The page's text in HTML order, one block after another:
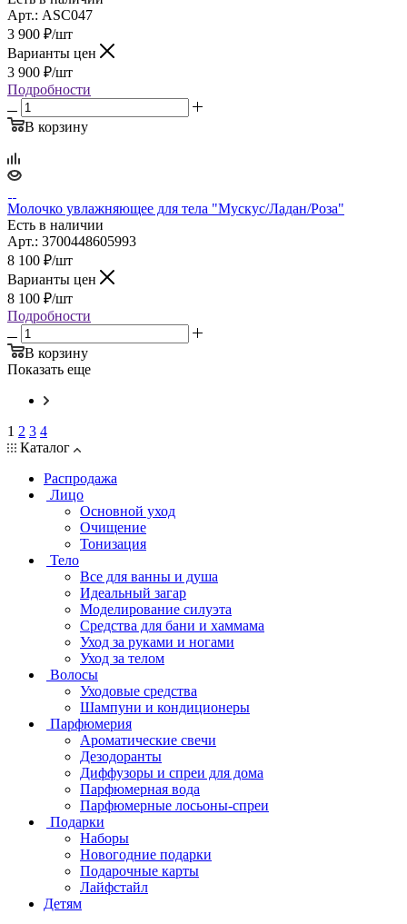
Арт.: ASC047
3 900 ₽/шт
Варианты цен
3 900 ₽/шт
Подробности
В корзину
Молочко увлажняющее для тела "Мускус/Ладан/Роза"
Есть в наличии
Арт.: 3700448605993
8 100 ₽/шт
Варианты цен
8 100 ₽/шт
Подробности
В корзину
Показать еще
1 2 3 4
Каталог
Распродажа
Лицо
Основной уход
Очищение
Тонизация
Тело
Все для ванны и душа
Идеальный загар
Моделирование силуэта
Средства для бани и хаммама
Уход за руками и ногами
Уход за телом
Волосы
Уходовые средства
Шампуни и кондиционеры
Парфюмерия
Ароматические свечи
Дезодоранты
Диффузоры и спреи для дома
Парфюмерная вода
Парфюмерные лосьоны-спреи
Подарки
Наборы
Новогодние подарки
Подарочные карты
Лайфстайл
Детям